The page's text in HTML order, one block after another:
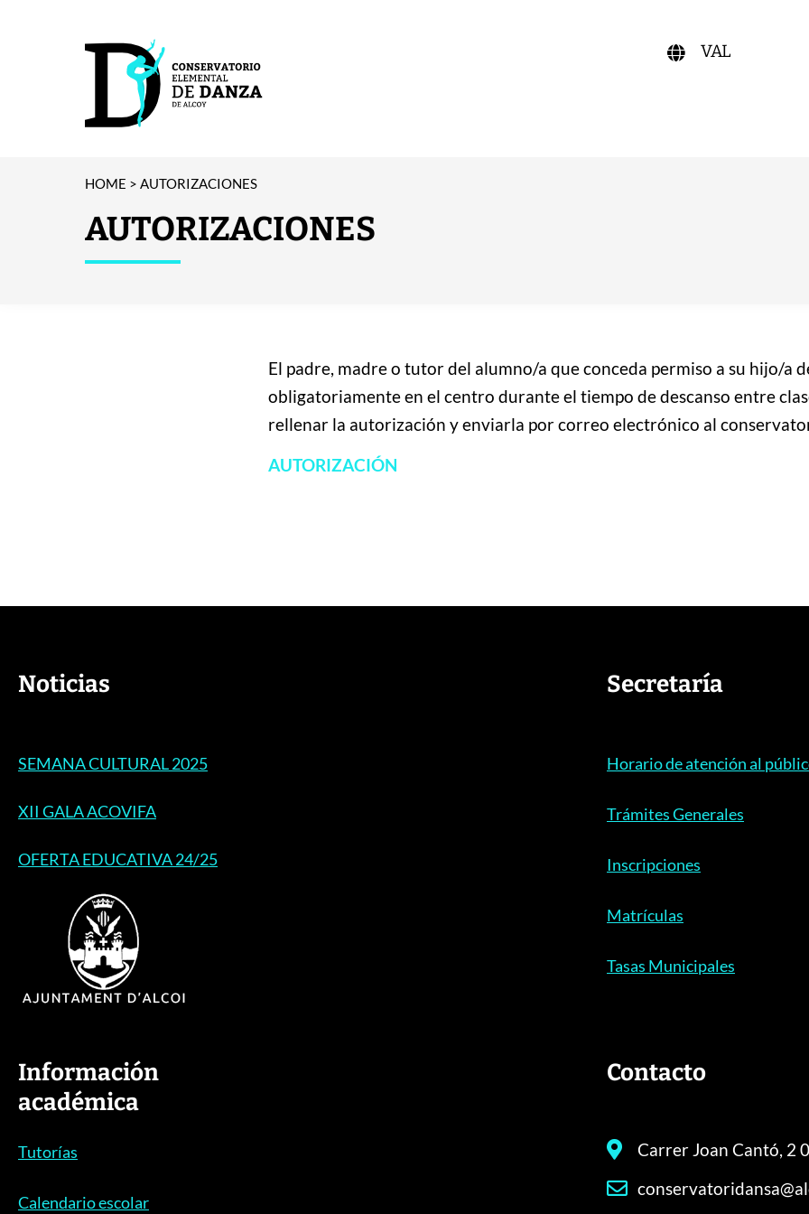
VAL
HOME >AUTORIZACIONES
AUTORIZACIONES
El padre, madre o tutor del alumno/a que conceda permiso a su hijo/a
obligatoriamente en el centro durante el tiempo de descanso entre
rellenar la autorización y enviarla por correo electrónico al
AUTORIZACIÓN
Noticias
SEMANA CULTURAL 2025
XII GALA ACOVIFA
OFERTA EDUCATIVA 24/25
Secretaría
Horario de atención al
Trámites Generales
Inscripciones
Matrículas
Tasas Municipales
Información
académica
Tutorías
Calendario escolar
Contacto
Carrer Joan Cantó, 2